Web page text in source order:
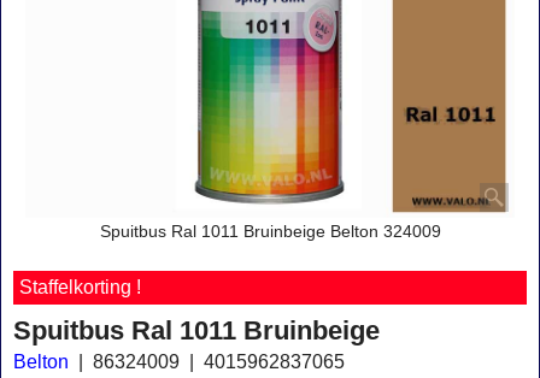
Spuitbus Ral 1011 Bruinbeige Belton 324009
Staffelkorting !
Spuitbus Ral 1011 Bruinbeige
Belton 86324009 4015962837065